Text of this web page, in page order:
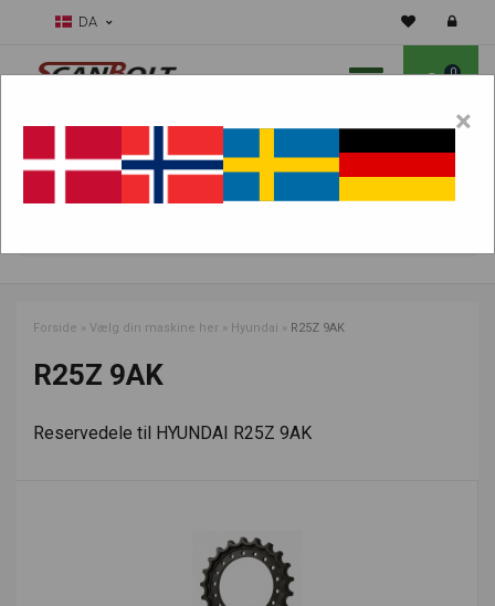
DA
0
Forside » Vælg din maskine her » Hyundai » R25Z 9AK
R25Z 9AK
Reservedele til HYUNDAI R25Z 9AK
×